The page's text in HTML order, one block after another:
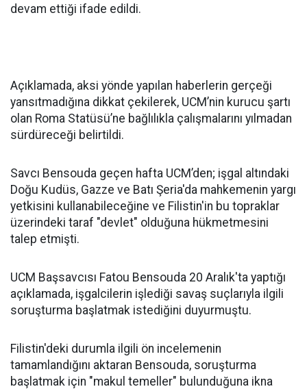
devam ettiği ifade edildi.
Açıklamada, aksi yönde yapılan haberlerin gerçeği
yansıtmadığına dikkat çekilerek, UCM’nin kurucu şartı
olan Roma Statüsü’ne bağlılıkla çalışmalarını yılmadan
sürdüreceği belirtildi.
Savcı Bensouda geçen hafta UCM’den; işgal altındaki
Doğu Kudüs, Gazze ve Batı Şeria'da mahkemenin yargı
yetkisini kullanabileceğine ve Filistin'in bu topraklar
üzerindeki taraf "devlet" olduğuna hükmetmesini
talep etmişti.
UCM Başsavcısı Fatou Bensouda 20 Aralık'ta yaptığı
açıklamada, işgalcilerin işlediği savaş suçlarıyla ilgili
soruşturma başlatmak istediğini duyurmuştu.
Filistin'deki durumla ilgili ön incelemenin
tamamlandığını aktaran Bensouda, soruşturma
başlatmak için "makul temeller" bulunduğuna ikna